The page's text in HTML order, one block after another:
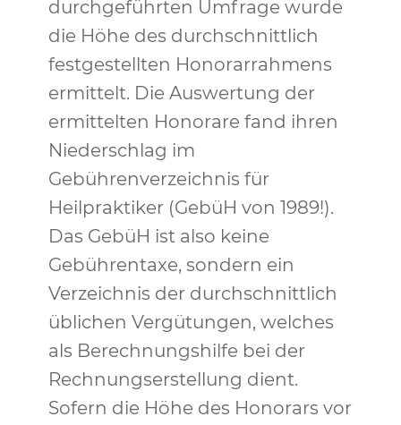
durchgeführten Umfrage wurde
die Höhe des durchschnittlich
festgestellten Honorarrahmens
ermittelt. Die Auswertung der
ermittelten Honorare fand ihren
Niederschlag im
Gebührenverzeichnis für
Heilpraktiker (GebüH von 1989!).
Das GebüH ist also keine
Gebührentaxe, sondern ein
Verzeichnis der durchschnittlich
üblichen Vergütungen, welches
als Berechnungshilfe bei der
Rechnungserstellung dient.
Sofern die Höhe des Honorars vor